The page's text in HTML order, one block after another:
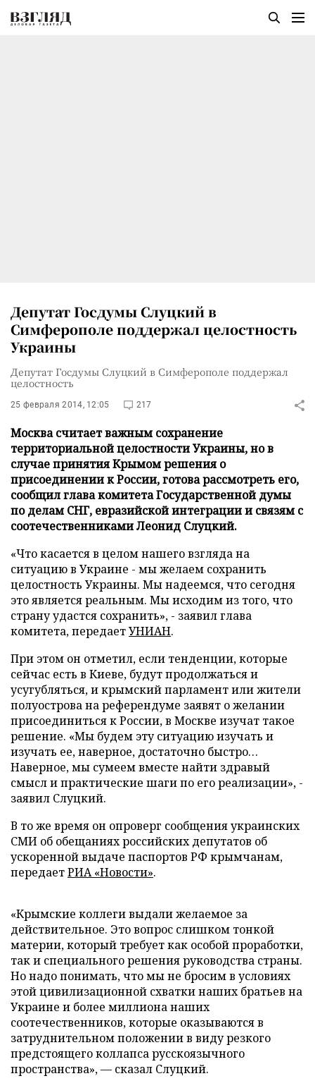
Депутат Госдумы Слуцкий в
Симферополе поддержал целостность
Украины
Депутат Госдумы Слуцкий в Симферополе поддержал
целостность
25 февраля 2014, 12:05 217
Москва считает важным сохранение
территориальной целостности Украины, но в
случае принятия Крымом решения о
присоединении к России, готова рассмотреть его,
сообщил глава комитета Государственной думы
по делам СНГ, евразийской интеграции и связям с
соотечественниками Леонид Слуцкий.
«Что касается в целом нашего взгляда на
ситуацию в Украине - мы желаем сохранить
целостность Украины. Мы надеемся, что сегодня
это является реальным. Мы исходим из того, что
страну удастся сохранить», - заявил глава
комитета, передаетУНИАН.
При этом он отметил, если тенденции, которые
сейчас есть в Киеве, будут продолжаться и
усугубляться, и крымский парламент или жители
полуострова на референдуме заявят о желании
присоединиться к России, в Москве изучат такое
решение. «Мы будем эту ситуацию изучать и
изучать ее, наверное, достаточно быстро…
Наверное, мы сумеем вместе найти здравый
смысл и практические шаги по его реализации», -
заявил Слуцкий.
В то же время он опроверг сообщения украинских
СМИ об обещаниях российских депутатов об
ускоренной выдаче паспортов РФ крымчанам,
передаетРИА «Новости».
«Крымские коллеги выдали желаемое за
действительное. Это вопрос слишком тонкой
материи, который требует как особой проработки,
так и специального решения руководства страны.
Но надо понимать, что мы не бросим в условиях
этой цивилизационной схватки наших братьев на
Украине и более миллиона наших
соотечественников, которые оказываются в
затруднительном положении в виду резкого
предстоящего коллапса русскоязычного
пространства», — сказал Слуцкий.